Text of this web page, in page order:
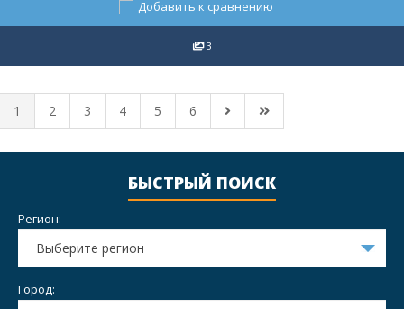
Добавить к сравнению
3
1 2 3 4 5 6
БЫСТРЫЙ ПОИСК
Регион:
Выберите регион
Город: